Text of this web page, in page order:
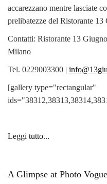
accarezzano mentre lasciate
prelibatezze del Ristorante 13
Contatti: Ristorante 13
Milano
Tel. 0229003300 |
[gallery type="rectangular"
Leggi tutto...
A Glimpse at Photo Vogue